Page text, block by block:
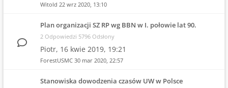
Witold 22 wrz 2020, 13:10
Plan organizacji SZ RP wg BBN w I. połowie lat 90.
2 Odpowiedzi 5796 Odsłony
Piotr, 16 kwie 2019, 19:21
ForestUSMC 30 mar 2020, 22:57
Stanowiska dowodzenia czasów UW w Polsce